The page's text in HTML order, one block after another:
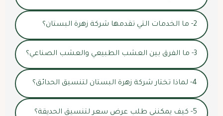
2- ما الخدمات التي تقدمها شركة زهرة البستان؟
3- ما الفرق بين العشب الطبيعي والعشب الصناعي؟
4- لماذا تختار شركة زهرة البستان لتنسيق الحدائق؟
5- كيف يمكنني طلب عرض سعر لتنسيق الحديقة؟